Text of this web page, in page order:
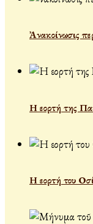
Ἀνακοίνωσις
Η εορτή της
Η εορτή του